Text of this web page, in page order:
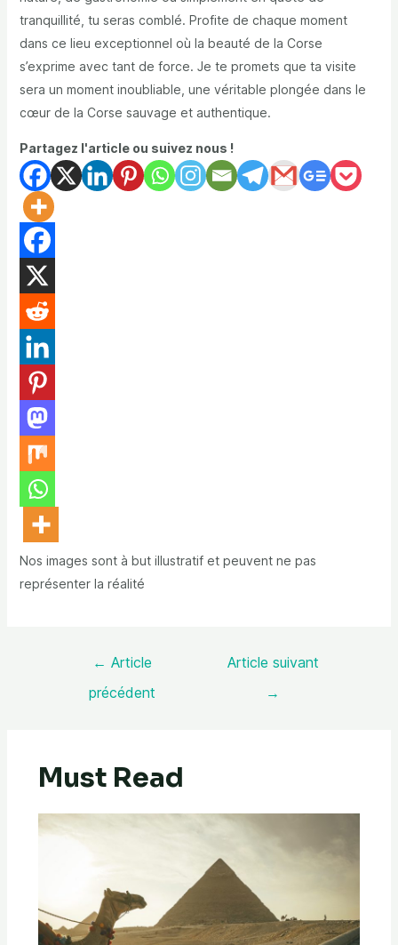
tranquillité, tu seras comblé. Profite de chaque moment
dans ce lieu exceptionnel où la beauté de la Corse
s’exprime avec tant de force. Je te promets que ta visite
sera un moment inoubliable, une véritable plongée dans le
cœur de la Corse sauvage et authentique.
Partagez l'article ou suivez nous !
Nos images sont à but illustratif et peuvent ne pas
représenter la réalité
← Article
précédent
Article suivant
→
Must Read